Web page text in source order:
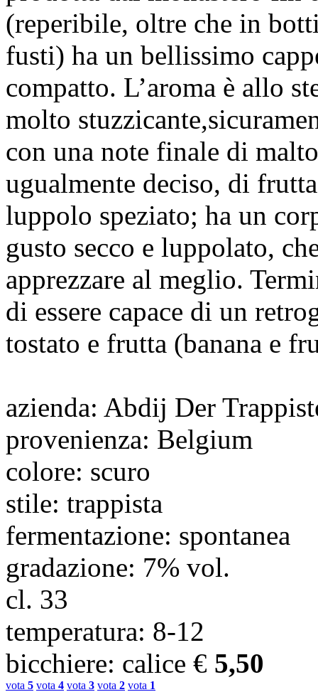
(reperibile, oltre che in
fusti) ha un bellissimo
compatto. L’aroma è allo
molto
con una note finale di
ugualmente deciso, di
luppolo speziato; ha un
gusto secco e luppolato,
apprezzare al meglio.
di essere capace di un
tostato e frutta (banana e
azienda: Abdij Der
provenienza: Belgium
colore: scuro
stile: trappista
fermentazione: spontanea
gradazione: 7% vol.
cl. 33
temperatura: 8-12
bicchiere: calice € 5,50
vota 5 vota 4 vota 3 vota 2 vota 1